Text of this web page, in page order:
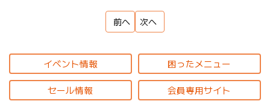
前へ 次へ
イベント情報 困ったメニュー
セール情報 会員専用サイト